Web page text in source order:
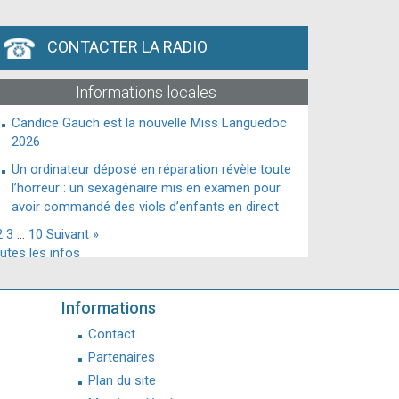
CONTACTER LA RADIO
Informations locales
Candice Gauch est la nouvelle Miss Languedoc
2026
Un ordinateur déposé en réparation révèle toute
l’horreur : un sexagénaire mis en examen pour
avoir commandé des viols d’enfants en direct
3 … 10 Suivant »
les infos
Informations
Contact
Partenaires
Plan du site